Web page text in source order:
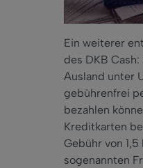
Ein weiterer
des DKB
Ausland unter
gebührenfrei
bezahlen
Kreditkarten
Gebühr von
sogenannten